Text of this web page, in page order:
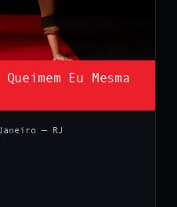
Eu Mesma
— RJ